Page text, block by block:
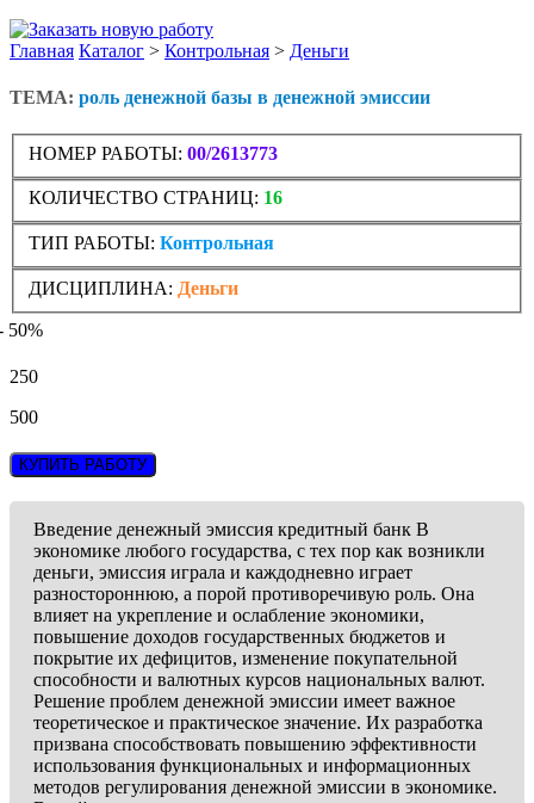
Главная Каталог > Контрольная > Деньги
ТЕМА: роль денежной базы в денежной эмиссии
НОМЕР РАБОТЫ: 00/2613773
КОЛИЧЕСТВО СТРАНИЦ: 16
ТИП РАБОТЫ: Контрольная
ДИСЦИПЛИНА: Деньги
50%
250
500
КУПИТЬ РАБОТУ
Введение денежный эмиссия кредитный банк В
экономике любого государства, с тех пор как возникли
деньги, эмиссия играла и каждодневно играет
разностороннюю, а порой противоречивую роль. Она
влияет на укрепление и ослабление экономики,
повышение доходов государственных бюджетов и
покрытие их дефицитов, изменение покупательной
способности и валютных курсов национальных валют.
Решение проблем денежной эмиссии имеет важное
теоретическое и практическое значение. Их разработка
призвана способствовать повышению эффективности
использования функциональных и информационных
методов регулирования денежной эмиссии в экономике.